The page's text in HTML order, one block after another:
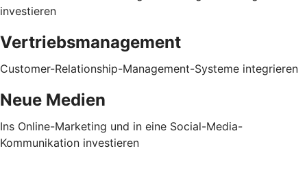
investieren
Vertriebsmanagement
Customer-Relationship-Management-Systeme integrieren
Neue Medien
Ins Online-Marketing und in eine Social-Media-
Kommunikation investieren